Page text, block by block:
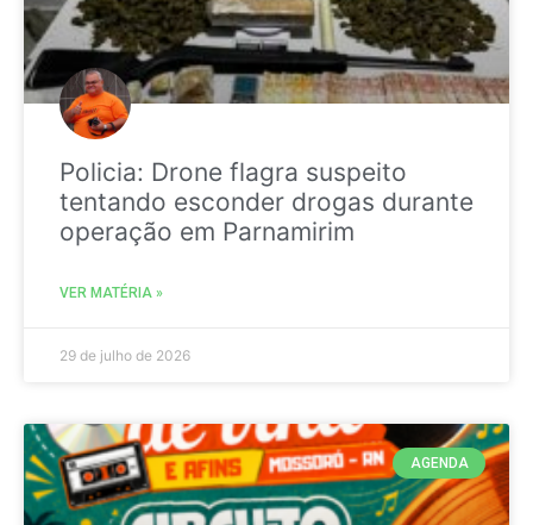
Policia: Drone flagra suspeito
tentando esconder drogas durante
operação em Parnamirim
VER MATÉRIA »
29 de julho de 2026
AGENDA